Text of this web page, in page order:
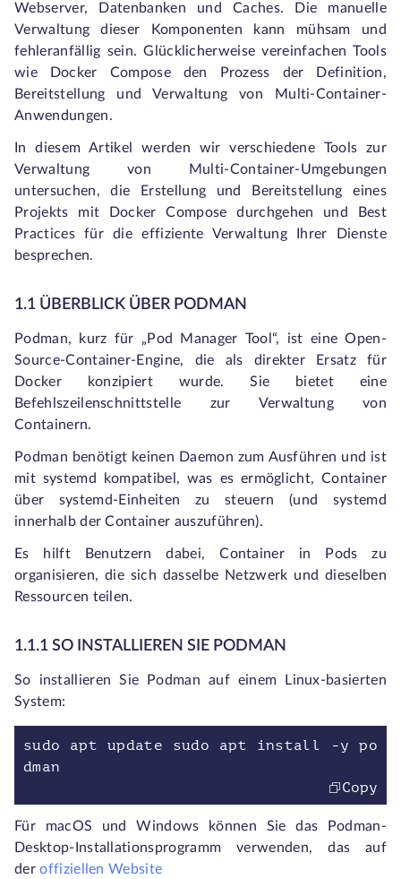
Webserver, Datenbanken und Caches. Die manuelle
Verwaltung dieser Komponenten kann mühsam und
fehleranfällig sein. Glücklicherweise vereinfachen Tools
wie Docker Compose den Prozess der Definition,
Bereitstellung und Verwaltung von Multi-Container-
Anwendungen.
In diesem Artikel werden wir verschiedene Tools zur
Verwaltung von Multi-Container-Umgebungen
untersuchen, die Erstellung und Bereitstellung eines
Projekts mit Docker Compose durchgehen und Best
Practices für die effiziente Verwaltung Ihrer Dienste
besprechen.
1.1 ÜBERBLICK ÜBER PODMAN
Podman, kurz für „Pod Manager Tool“, ist eine Open-
Source-Container-Engine, die als direkter Ersatz für
Docker konzipiert wurde. Sie bietet eine
Befehlszeilenschnittstelle zur Verwaltung von
Containern.
Podman benötigt keinen Daemon zum Ausführen und ist
mit systemd kompatibel, was es ermöglicht, Container
über systemd-Einheiten zu steuern (und systemd
innerhalb der Container auszuführen).
Es hilft Benutzern dabei, Container in Pods zu
organisieren, die sich dasselbe Netzwerk und dieselben
Ressourcen teilen.
1.1.1 SO INSTALLIEREN SIE PODMAN
So installieren Sie Podman auf einem Linux-basierten
System:
sudo apt update sudo apt install -y po
dman
Copy
Für macOS und Windows können Sie das Podman-
Desktop-Installationsprogramm verwenden, das auf
der offiziellen Website